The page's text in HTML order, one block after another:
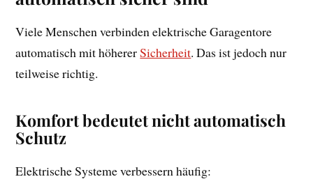
Viele Menschen verbinden elektrische Garagentore
automatisch mit höhererSicherheit. Das ist jedoch nur
teilweise richtig.
Komfort bedeutet nicht automatisch
Schutz
Elektrische Systeme verbessern häufig: